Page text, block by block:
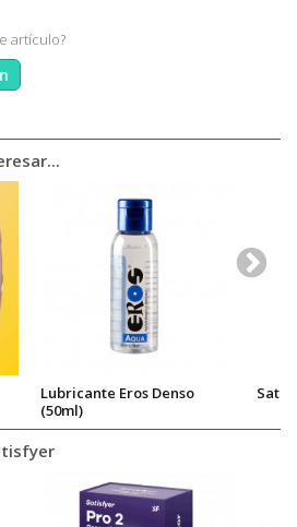
artículo?
Lubricante Eros Denso
(50ml)